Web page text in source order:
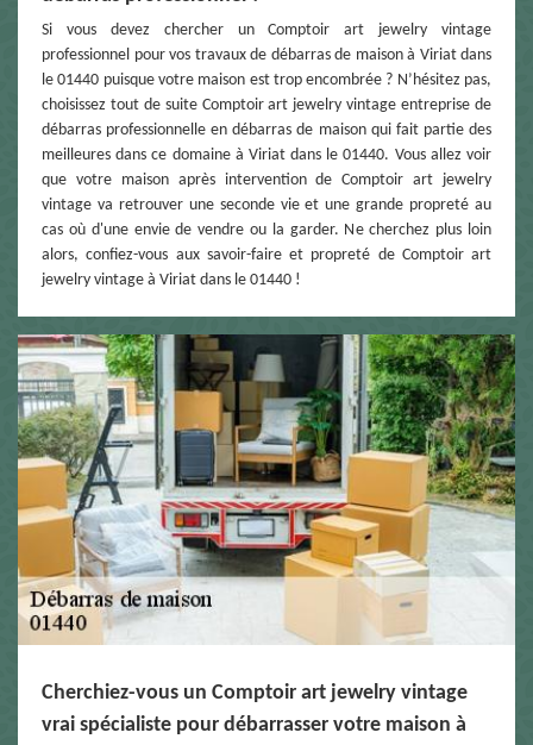
Si vous devez chercher un Comptoir art jewelry vintage
professionnel pour vos travaux de débarras de maison à Viriat dans
le 01440 puisque votre maison est trop encombrée ? N’hésitez pas,
choisissez tout de suite Comptoir art jewelry vintage entreprise de
débarras professionnelle en débarras de maison qui fait partie des
meilleures dans ce domaine à Viriat dans le 01440. Vous allez voir
que votre maison après intervention de Comptoir art jewelry
vintage va retrouver une seconde vie et une grande propreté au
cas où d'une envie de vendre ou la garder. Ne cherchez plus loin
alors, confiez-vous aux savoir-faire et propreté de Comptoir art
jewelry vintage à Viriat dans le 01440 !
Cherchiez-vous un Comptoir art jewelry vintage
vrai spécialiste pour débarrasser votre maison à